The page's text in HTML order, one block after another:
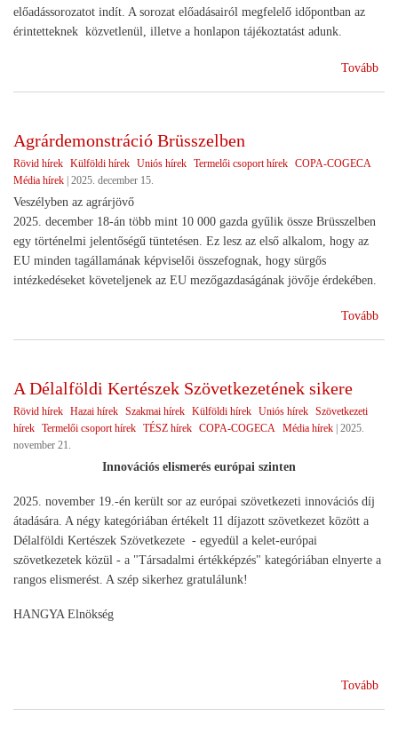
előadássorozatot indít. A sorozat előadásairól megfelelő időpontban az
érintetteknek közvetlenül, illetve a honlapon tájékoztatást adunk.
Tovább
Agrárdemonstráció Brüsszelben
Rövid hírek Külföldi hírek Uniós hírek Termelői csoport hírek COPA-COGECA
Média hírek | 2025. december 15.
Veszélyben az agrárjövő
2025. december 18-án több mint 10 000 gazda gyűlik össze Brüsszelben
egy történelmi jelentőségű tüntetésen. Ez lesz az első alkalom, hogy az
EU minden tagállamának képviselői összefognak, hogy sürgős
intézkedéseket követeljenek az EU mezőgazdaságának jövője érdekében.
Tovább
A Délalföldi Kertészek Szövetkezetének sikere
Rövid hírek Hazai hírek Szakmai hírek Külföldi hírek Uniós hírek Szövetkezeti
hírek Termelői csoport hírek TÉSZ hírek COPA-COGECA Média hírek 2025.
november 21.
Innovációs elismerés európai szinten
2025. november 19.-én került sor az európai szövetkezeti innovációs díj
átadására. A négy kategóriában értékelt 11 díjazott szövetkezet között a
Délalföldi Kertészek Szövetkezete - egyedül a kelet-európai
szövetkezetek közül - a "Társadalmi értékképzés" kategóriában elnyerte a
rangos elismerést. A szép sikerhez gratulálunk!
HANGYA Elnökség
Tovább